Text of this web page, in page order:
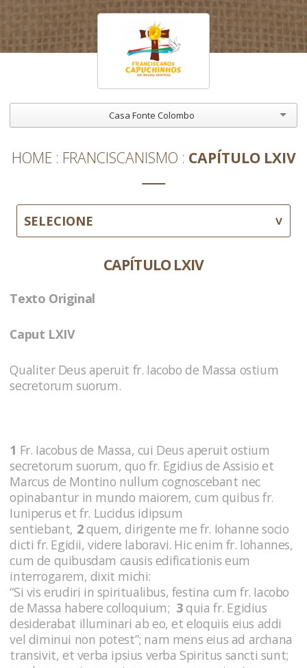
Casa Fonte Colombo
HOME FRANCISCANISMO CAPÍTULO LXIV
SELECIONE
CAPÍTULO LXIV
Texto Original
Caput LXIV
Qualiter Deus aperuit fr. Iacobo de Massa ostium
secretorum suorum.
1 Fr. Iacobus de Massa, cui Deus aperuit ostium
secretorum suorum, quo fr. Egidius de Assisio et
Marcus de Montino nullum cognoscebant nec
opinabantur in mundo maiorem, cum quibus fr.
Iuniperus et fr. Lucidus idipsum
sentiebant, 2quem, dirigente me fr. Iohanne socio
dicti fr. Egidii, videre laboravi. Hic enim fr. Iohannes,
cum de quibusdam causis edificationis eum
interrogarem, dixit michi:
“Si vis erudiri in spiritualibus, festina cum fr. Iacobo
de Massa habere colloquium; 3quia fr. Egidius
desiderabat illuminari ab eo, et eloquiis eius addi
vel diminui non potest”; nam mens eius ad archana
transivit, et verba ipsius verba Spiritus sancti sunt;